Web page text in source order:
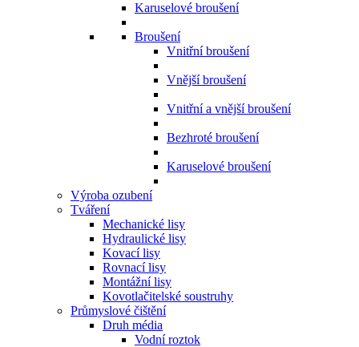
Karuselové broušení
Broušení
Vnitřní broušení
Vnější broušení
Vnitřní a vnější broušení
Bezhroté broušení
Karuselové broušení
Výroba ozubení
Tváření
Mechanické lisy
Hydraulické lisy
Kovací lisy
Rovnací lisy
Montážní lisy
Kovotlačitelské soustruhy
Průmyslové čištění
Druh média
Vodní roztok